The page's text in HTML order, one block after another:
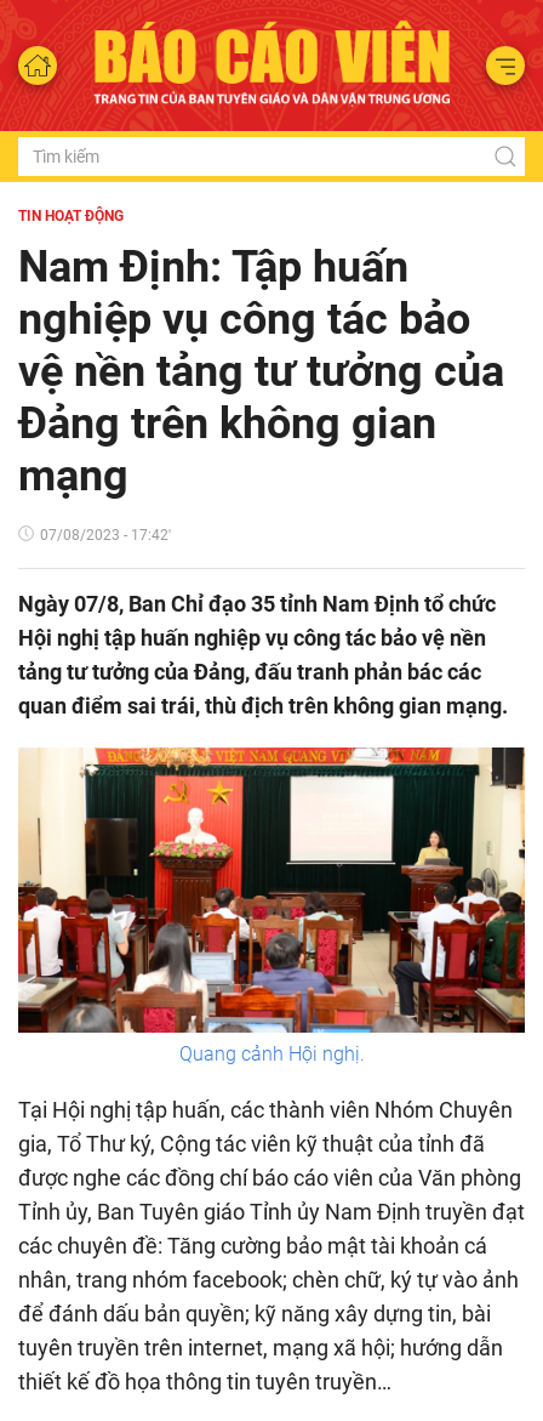
TIN HOẠT ĐỘNG
Nam Định: Tập huấn
nghiệp vụ công tác bảo
vệ nền tảng tư tưởng của
Đảng trên không gian
mạng
07/08/2023 - 17:42'
Ngày 07/8, Ban Chỉ đạo 35 tỉnh Nam Định tổ chức
Hội nghị tập huấn nghiệp vụ công tác bảo vệ nền
tảng tư tưởng của Đảng, đấu tranh phản bác các
quan điểm sai trái, thù địch trên không gian mạng.
Quang cảnh Hội nghị.
Tại Hội nghị tập huấn, các thành viên Nhóm Chuyên
gia, Tổ Thư ký, Cộng tác viên kỹ thuật của tỉnh đã
được nghe các đồng chí báo cáo viên của Văn phòng
Tỉnh ủy, Ban Tuyên giáo Tỉnh ủy Nam Định truyền đạt
các chuyên đề: Tăng cường bảo mật tài khoản cá
nhân, trang nhóm facebook; chèn chữ, ký tự vào ảnh
để đánh dấu bản quyền; kỹ năng xây dựng tin, bài
tuyên truyền trên internet, mạng xã hội; hướng dẫn
thiết kế đồ họa thông tin tuyên truyền…